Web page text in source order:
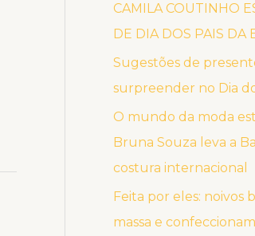
CAMILA COUTINHO
DE DIA DOS PAIS DA
Sugestões de
surpreender no Dia
O mundo da moda
Bruna Souza leva a
costura internacional
Feita por eles: noivos
massa e